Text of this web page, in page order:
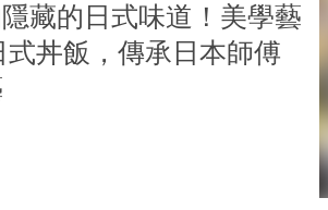
藏的日式味道！美學藝
丼飯，傳承日本師傅